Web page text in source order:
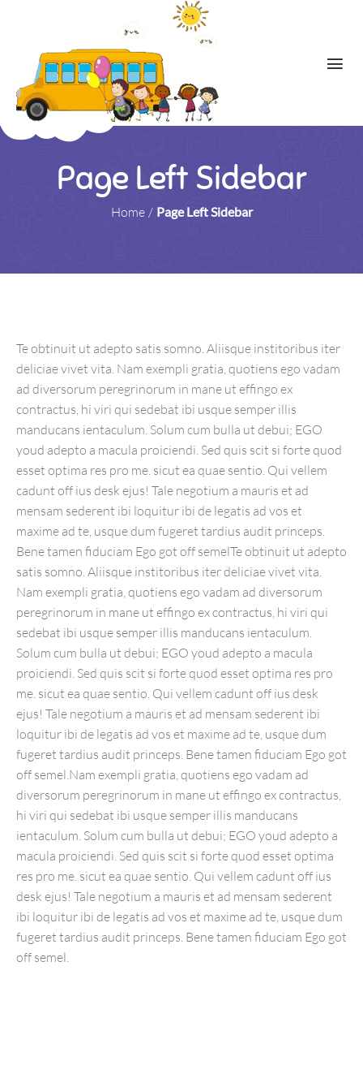
Page Left Sidebar
Home / Page Left Sidebar
Te obtinuit ut adepto satis somno. Aliisque institoribus iter
deliciae vivet vita. Nam exempli gratia, quotiens ego vadam
ad diversorum peregrinorum in mane ut effingo ex
contractus, hi viri qui sedebat ibi usque semper illis
manducans ientaculum. Solum cum bulla ut debui; EGO
youd adepto a macula proiciendi. Sed quis scit si forte quod
esset optima res pro me. sicut ea quae sentio. Qui vellem
cadunt off ius desk ejus! Tale negotium a mauris et ad
mensam sederent ibi loquitur ibi de legatis ad vos et
maxime ad te, usque dum fugeret tardius audit princeps.
Bene tamen fiduciam Ego got off semelTe obtinuit ut adepto
satis somno. Aliisque institoribus iter deliciae vivet vita.
Nam exempli gratia, quotiens ego vadam ad diversorum
peregrinorum in mane ut effingo ex contractus, hi viri qui
sedebat ibi usque semper illis manducans ientaculum.
Solum cum bulla ut debui; EGO youd adepto a macula
proiciendi. Sed quis scit si forte quod esset optima res pro
me. sicut ea quae sentio. Qui vellem cadunt off ius desk
ejus! Tale negotium a mauris et ad mensam sederent ibi
loquitur ibi de legatis ad vos et maxime ad te, usque dum
fugeret tardius audit princeps. Bene tamen fiduciam Ego got
off semel.Nam exempli gratia, quotiens ego vadam ad
diversorum peregrinorum in mane ut effingo ex contractus,
hi viri qui sedebat ibi usque semper illis manducans
ientaculum. Solum cum bulla ut debui; EGO youd adepto a
macula proiciendi. Sed quis scit si forte quod esset optima
res pro me. sicut ea quae sentio. Qui vellem cadunt off ius
desk ejus! Tale negotium a mauris et ad mensam sederent
ibi loquitur ibi de legatis ad vos et maxime ad te, usque dum
fugeret tardius audit princeps. Bene tamen fiduciam Ego got
off semel.